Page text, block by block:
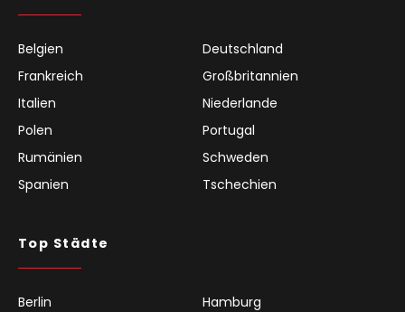
Belgien
Deutschland
Frankreich
Großbritannien
Italien
Niederlande
Polen
Portugal
Rumänien
Schweden
Spanien
Tschechien
Top Städte
Berlin
Hamburg